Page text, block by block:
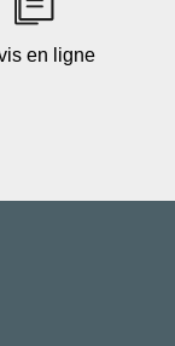
en ligne